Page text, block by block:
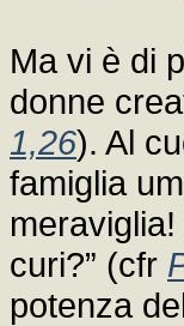
Ma vi è di
donne
1,26). Al
famiglia
curi?” (cfr
potenza